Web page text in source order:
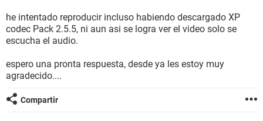
he intentado reproducir incluso habiendo descargado XP
codec Pack 2.5.5, ni aun asi se logra ver el video solo se
escucha el audio.
espero una pronta respuesta, desde ya les estoy muy
agradecido....
Compartir